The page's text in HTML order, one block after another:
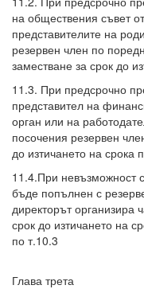
на обществения съвет от
представителите на
резервен член по
заместване за срок до
11.3. При предсрочно
представител на
орган или на
посочения резервен
до изтичането на срока
11.4.При невъзможност
бъде попълнен с
директорът организира
срок до изтичането на
по т.10.3
Глава трета